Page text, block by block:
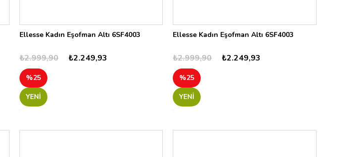
Ellesse Kadın Eşofman Altı 6SF4003
₺2.249,93
₺2.999,90
%25
YENI
Ellesse Kadın Eşofman Altı 6SF4003
₺2.249,93
₺2.999,90
%25
YENI